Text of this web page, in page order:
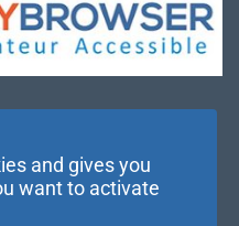
and gives you
want to activate